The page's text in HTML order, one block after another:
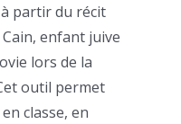
partir du récit
enfant juive
lors de la
outil permet
classe, en